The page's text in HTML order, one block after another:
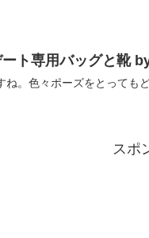
ト専用バッグと靴
ね。色々ポーズをとっても
スポ